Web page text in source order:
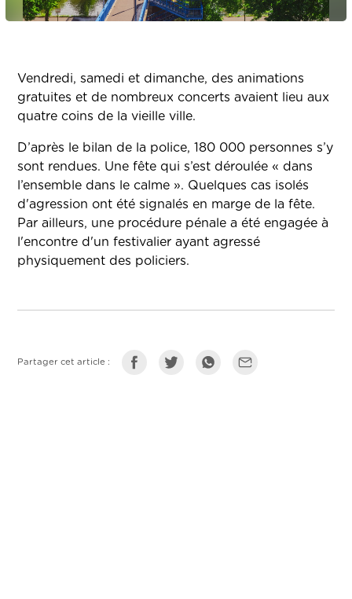
Vendredi, samedi et dimanche, des animations
gratuites et de nombreux concerts avaient lieu aux
quatre coins de la vieille ville.
D’après le bilan de la police, 180 000 personnes s’y
sont rendues. Une fête qui s’est déroulée « dans
l’ensemble dans le calme ». Quelques cas isolés
d'agression ont été signalés en marge de la fête.
Par ailleurs, une procédure pénale a été engagée à
l'encontre d'un festivalier ayant agressé
physiquement des policiers.
Partager cet article :